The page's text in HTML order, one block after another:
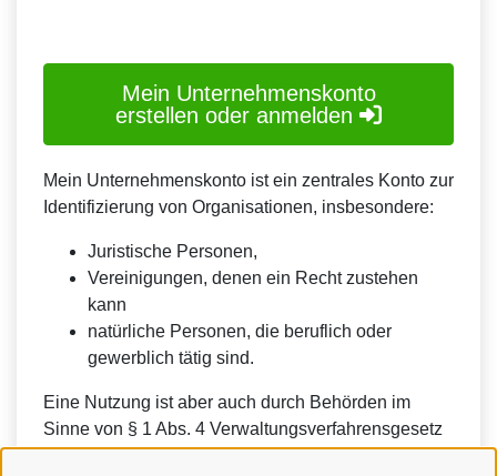
Mein Unternehmenskonto
erstellen oder anmelden
Mein Unternehmenskonto ist ein zentrales Konto zur
Identifizierung von Organisationen, insbesondere:
Juristische Personen,
Vereinigungen, denen ein Recht zustehen
kann
natürliche Personen, die beruflich oder
gewerblich tätig sind.
Eine Nutzung ist aber auch durch Behörden im
Sinne von § 1 Abs. 4 Verwaltungsverfahrensgesetz
(VwVfG) möglich.